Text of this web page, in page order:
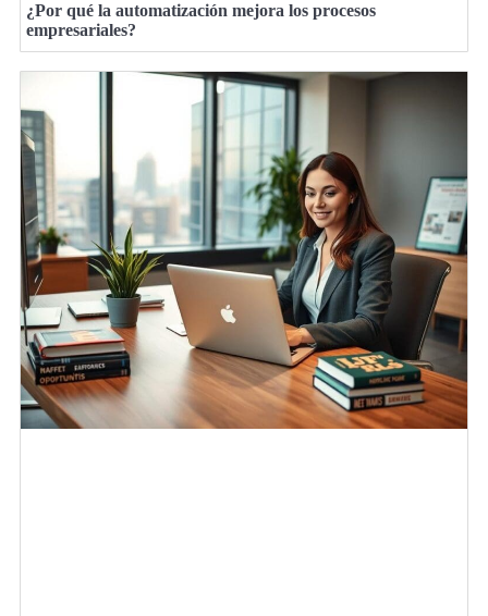
¿Por qué la automatización mejora los procesos
empresariales?